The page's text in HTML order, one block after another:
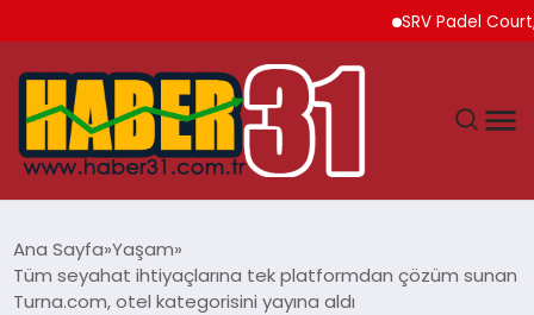
SRV Padel Court,
HATAY
Ana Sayfa Yaşam
Tüm seyahat ihtiyaçlarına tek platformdan çözüm sunan
Turna.com, otel kategorisini yayına aldı